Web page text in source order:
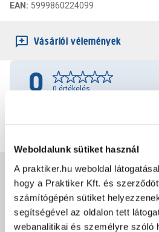
Weboldalunk sütiket használ
A praktiker.hu weboldal
hogy a Praktiker Kft. és
számítógépén sütiket
segítségével az oldalon tett
webanalitikai és személyre szóló
EAN : 5999860224099
Vásárlói vélemények
0 0értékelés
Jótállás, szavatosság
Csomagolási és súly